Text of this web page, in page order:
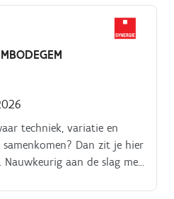
techniek, variatie en
Dan zit je hier
Nauwkeurig aan de slag met